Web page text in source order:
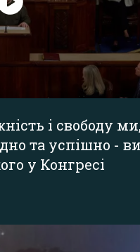
і свободу
та успішно -
у Конгресі